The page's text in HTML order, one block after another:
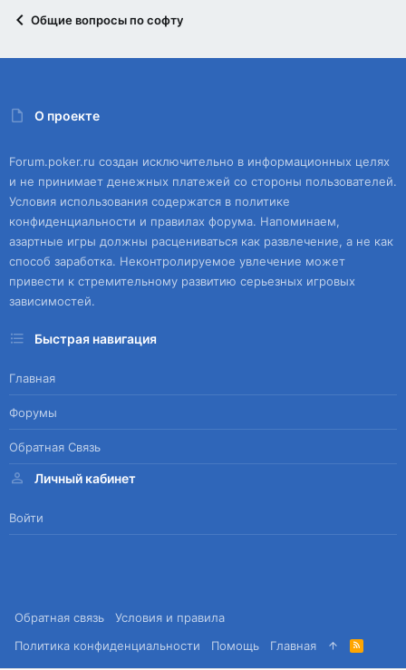
Общие вопросы по софту
О проекте
Forum.poker.ru создан исключительно в информационных целях
и не принимает денежных платежей со стороны пользователей.
Условия использования содержатся в политике
конфиденциальности и правилах форума. Напоминаем,
азартные игры должны расцениваться как развлечение, а не как
способ заработка. Неконтролируемое увлечение может
привести к стремительному развитию серьезных игровых
зависимостей.
Быстрая навигация
Главная
Форумы
Обратная Связь
Личный кабинет
Войти
Обратная связь
Условия и правила
Политика конфиденциальности
Помощь Главная
R
S